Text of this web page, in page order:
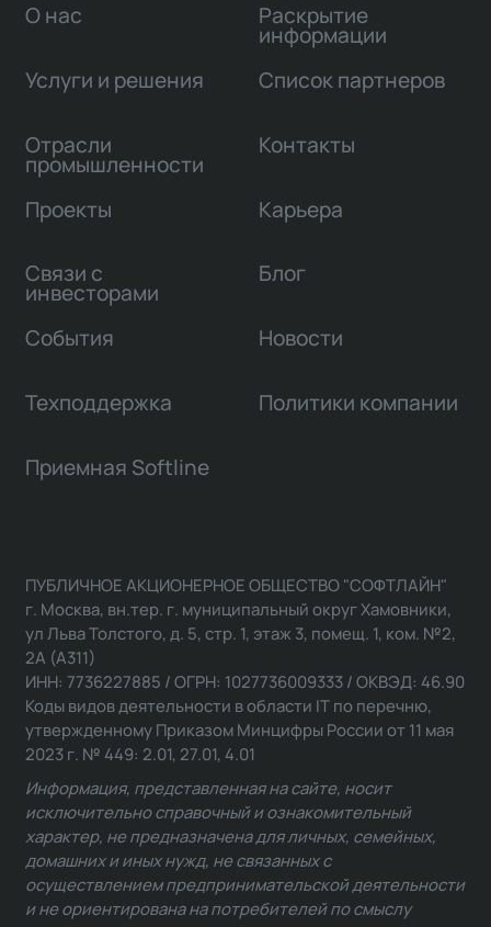
О нас
Услуги и решения
Отрасли
промышленности
Проекты
Связи с
инвесторами
Раскрытие
информации
Список партнеров
Контакты
Карьера
Блог
События Новости
Техподдержка Политики компании
Приемная Softline
ПУБЛИЧНОЕ АКЦИОНЕРНОЕ ОБЩЕСТВО "СОФТЛАЙН"
г. Москва, вн.тер. г. муниципальный округ Хамовники,
ул Льва Толстого, д. 5, стр. 1, этаж 3, помещ. 1, ком. №2,
2А (А311)
ИНН: 7736227885 / ОГРН: 1027736009333 / ОКВЭД: 46.90
Коды видов деятельности в области IT по перечню,
утвержденному Приказом Минцифры России от 11 мая
2023 г. № 449: 2.01, 27.01, 4.01
Информация, представленная на сайте, носит
исключительно справочный и ознакомительный
характер, не предназначена для личных, семейных,
домашних и иных нужд, не связанных с
осуществлением предпринимательской деятельности
и не ориентирована на потребителей по смыслу